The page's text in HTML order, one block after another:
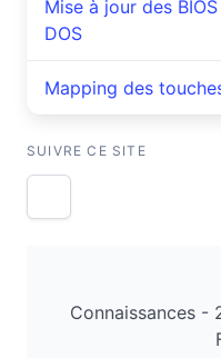
Mise à jour des
DOS
Mapping des
SUIVRE CE SITE
Connaissances